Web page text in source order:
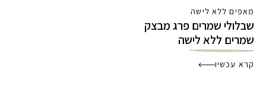
מאפים ללא לישה
שבלולי שמרים פרג מבצק
שמרים ללא לישה
קרא עכשיו